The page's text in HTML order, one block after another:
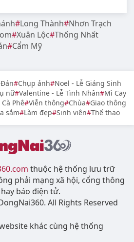
Long Thành Nhơn Trạch
Xuân Lộc Thống Nhất
Cẩm Mỹ
Chụp ảnh Noel - Lễ Giáng Sinh
nữ Valentine - Lễ Tình Nhân Mì Cay
Phê Viễn thông Chùa Giao thông
sắm Làm đẹp Sinh viên Thể thao
thuộc hệ thống lưu trữ
phải mạng xã hội, cổng thông
báo điện tử.
All Rights Reserved
khác cùng hệ thống